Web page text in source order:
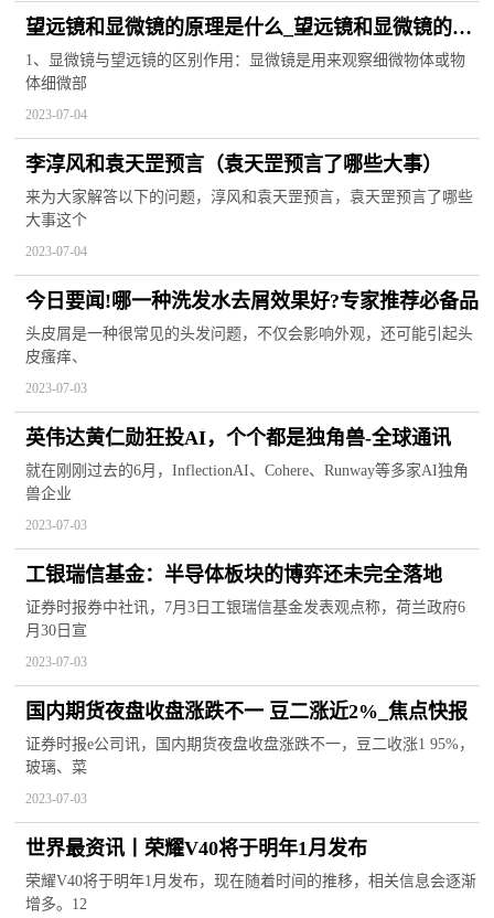
望远镜和显微镜的原理是什么_望远镜和显微镜的原
理
1、显微镜与望远镜的区别作用：显微镜是用来观察细微物体或物
体细微部
2023-07-04
李淳风和袁天罡预言（袁天罡预言了哪些大事）
来为大家解答以下的问题，淳风和袁天罡预言，袁天罡预言了哪些
大事这个
2023-07-04
今日要闻!哪一种洗发水去屑效果好?专家推荐必备品
头皮屑是一种很常见的头发问题，不仅会影响外观，还可能引起头
皮瘙痒、
2023-07-03
英伟达黄仁勋狂投AI，个个都是独角兽-全球通讯
就在刚刚过去的6月，InflectionAI、Cohere、Runway等多家AI独角
兽企业
2023-07-03
工银瑞信基金：半导体板块的博弈还未完全落地
证券时报券中社讯，7月3日工银瑞信基金发表观点称，荷兰政府6
月30日宣
2023-07-03
国内期货夜盘收盘涨跌不一 豆二涨近2%_焦点快报
证券时报e公司讯，国内期货夜盘收盘涨跌不一，豆二收涨1 95%，
玻璃、菜
2023-07-03
世界最资讯丨荣耀V40将于明年1月发布
荣耀V40将于明年1月发布，现在随着时间的推移，相关信息会逐渐
增多。12